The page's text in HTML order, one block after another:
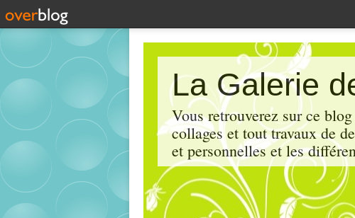
La Galerie
Vous retrouverez sur ce
collages et tout travaux de
et personnelles et les